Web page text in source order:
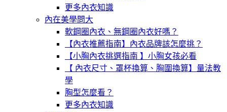
更多內衣知識
內在美學問大
軟鋼圈內衣、無鋼圈內衣好嗎？
【內衣推薦指南】內衣品牌該怎麼挑？
【小胸內衣挑選指南 】小胸女孩必看
【 內衣尺寸、罩杯換算、胸圍換算】量法教
學
胸型怎麼看？
更多內衣知識